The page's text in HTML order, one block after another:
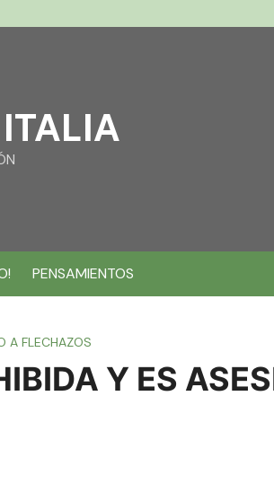
PENSAMIENTOS
A FLECHAZOS
Y ES